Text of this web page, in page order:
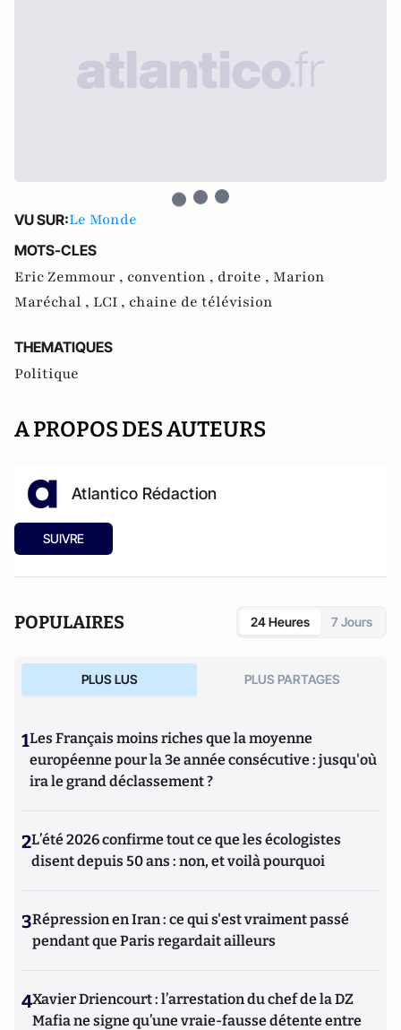
VU SUR:Le Monde
MOTS-CLES
Eric Zemmour , convention , droite , Marion
Maréchal , LCI , chaine de télévision
THEMATIQUES
Politique
A PROPOS DES AUTEURS
Atlantico Rédaction
SUIVRE
POPULAIRES 24 Heures 7 Jours
PLUS LUS PLUS PARTAGES
1Les Français moins riches que la moyenne
européenne pour la 3e année consécutive : jusqu'où
ira le grand déclassement ?
2L’été 2026 confirme tout ce que les écologistes
disent depuis 50 ans : non, et voilà pourquoi
3Répression en Iran : ce qui s'est vraiment passé
pendant que Paris regardait ailleurs
4Xavier Driencourt : l’arrestation du chef de la DZ
Mafia ne signe qu’une vraie-fausse détente entre